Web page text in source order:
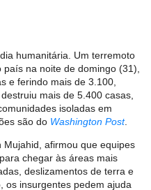
humanitária. Um terremoto
na noite de domingo (31),
e ferindo mais de 3.100,
mais de 5.400 casas,
isoladas em
são do Washington Post.
Mujahid, afirmou que equipes
chegar às áreas mais
deslizamentos de terra e
os insurgentes pedem ajuda